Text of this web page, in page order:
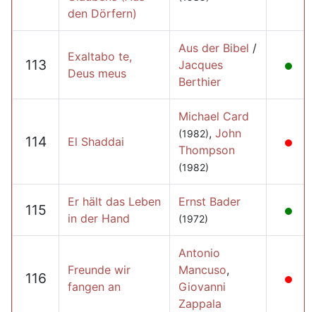
den Dörfern)
113
Exaltabo te,
Deus meus
Aus der Bibel /
Jacques
Berthier
114 El Shaddai
Michael Card
(1982), John
Thompson
(1982)
115
Er hält das Leben
in der Hand
Ernst Bader
(1972)
116
Freunde wir
fangen an
Antonio
Mancuso,
Giovanni
Zappala